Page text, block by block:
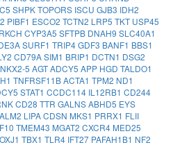
SHPKTOPORS ISCU GJB3 IDH2
PIBF1 ESCO2 TCTN2 LRP5 TKT USP45
CYP3A5 SFTPB DNAH9 SLC40A1
SURF1 TRIP4GDF3 BANF1 BBS1
CD79ASIM1 BRIP1 DCTN1 DSG2
NKX2-5 AGTADCY5 APP HGD TALDO1
TNFRSF11BACTA1 TPM2 ND1
STAT1 CCDC114 IL12RB1 CD244
CD28 TTR GALNSABHD5 EYS
LIPACDSN MKS1 PRRX1 FLII
F10 TMEM43 MGAT2 CXCR4 MED25
TBX1 TLR4 IFT27 PAFAH1B1 NF2